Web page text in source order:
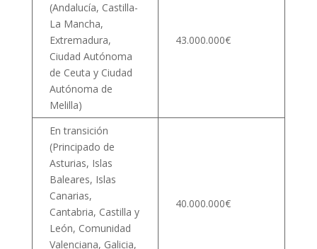
(Andalucía, Castilla-
La Mancha,
Extremadura,
Ciudad Autónoma
de Ceuta y Ciudad
Autónoma de
Melilla)
43.000.000€
En transición
(Principado de
Asturias, Islas
Baleares, Islas
Canarias,
Cantabria, Castilla y
León, Comunidad
Valenciana, Galicia,
40.000.000€